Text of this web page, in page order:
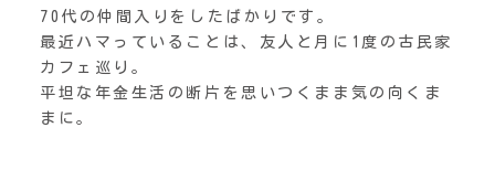
70代の仲間入りをしたばかりです。
最近ハマっていることは、友人と月に1度の古民家
カフェ巡り。
平坦な年金生活の断片を思いつくまま気の向くま
まに。